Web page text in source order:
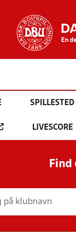
SPILLESTED
LIVESCORE